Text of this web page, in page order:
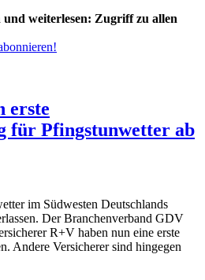
weiterlesen: Zugriff zu allen
erste
für Pfingstunwetter ab
im Südwesten Deutschlands
Der Branchenverband GDV
R+V haben nun eine erste
Andere Versicherer sind hingegen